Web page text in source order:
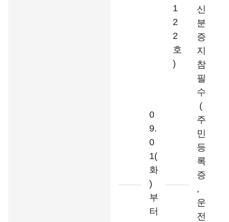
신
분
증
지
참
필
수
(
주
민
등
록
증
,
운
전
0
9.
0
1(
화
)
부
터
1
2
2
호
)